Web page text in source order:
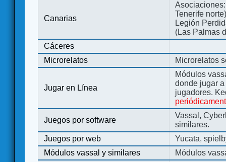
Canarias
Tenerife
Legión
(Las Palmas
Cáceres
Microrelatos
Microrelatos
Jugar en Línea
Módulos
donde jugar
jugadores.
Juegos por software
Vassal,
similares.
Juegos por web
Yucata,
Módulos vassal y similares
Módulos